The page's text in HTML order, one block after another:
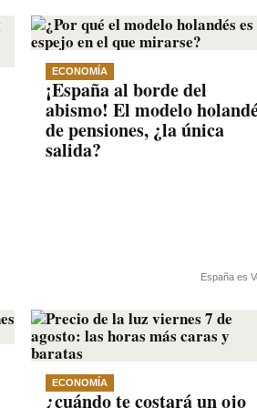
ECONOMÍA
¡España al borde del
abismo! El modelo
de pensiones, ¿la única
salida?
España es
ECONOMÍA
¿cuándo te costará un ojo